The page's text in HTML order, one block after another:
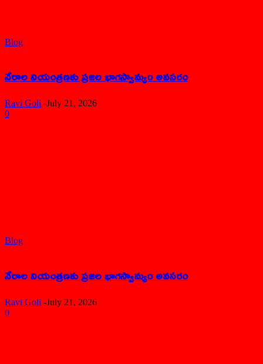
Blog
నేరాల నియంత్రణకు ప్రజల భాగస్వామ్యం అవసరం
Ravi Goli -July 21, 2026
0
Blog
నేరాల నియంత్రణకు ప్రజల భాగస్వామ్యం అవసరం
Ravi Goli -July 21, 2026
0